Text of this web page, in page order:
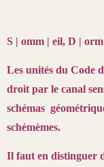
S | omm | eil, D |
Les unités du Code
droit par le canal
schémas
schémèmes.
Il faut en distinguer